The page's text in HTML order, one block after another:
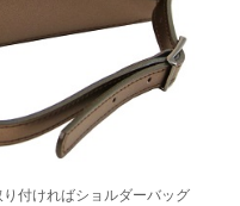
付ければショルダーバッグ